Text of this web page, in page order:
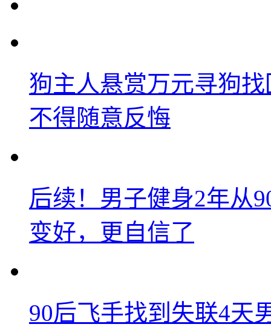
狗主人悬赏万元寻狗
不得随意反悔
后续！男子健身2年从
变好，更自信了
90后飞手找到失联4天